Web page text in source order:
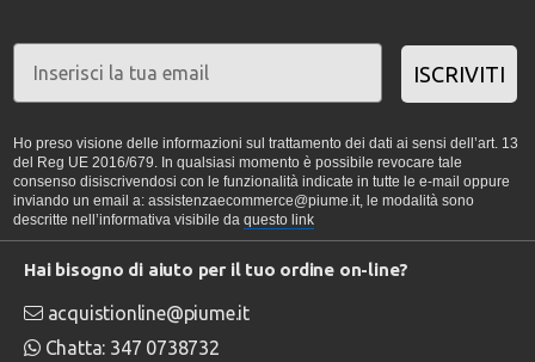
ISCRIVITI
Ho preso visione delle informazioni sul trattamento dei dati ai sensi dell’art. 13
del Reg UE 2016/679. In qualsiasi momento è possibile revocare tale
consenso disiscrivendosi con le funzionalità indicate in tutte le e-mail oppure
inviando un email a: assistenzaecommerce@piume.it, le modalità sono
descritte nell’informativa visibile da questo link
Hai bisogno di aiuto per il tuo ordine on-line?
acquistionline@piume.it
Chatta: 347 0738732